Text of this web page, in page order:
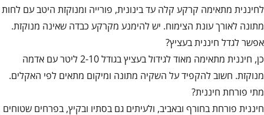
לחיננית מתאימה קרקע קלה עד בינונית, פורייה ומנוקזת היטב עם לחות
מתונה לאורך עונת הצימוח. יש להימנע מקרקע כבדה שאינה מנוקזת.
אפשר לגדל חיננית בעציץ?
כן, חיננית מתאימה מאוד לגידול בעציץ בגודל 2-10 ליטר עם אדמה
מנוקזת. חשוב להקפיד על השקיה מתונה ומיקום מתאים לפי האקלים.
מתי פורחת חיננית?
חיננית פורחת בחורף ובאביב, ולעיתים גם בסתיו ובקיץ, בפרחים שטוחים